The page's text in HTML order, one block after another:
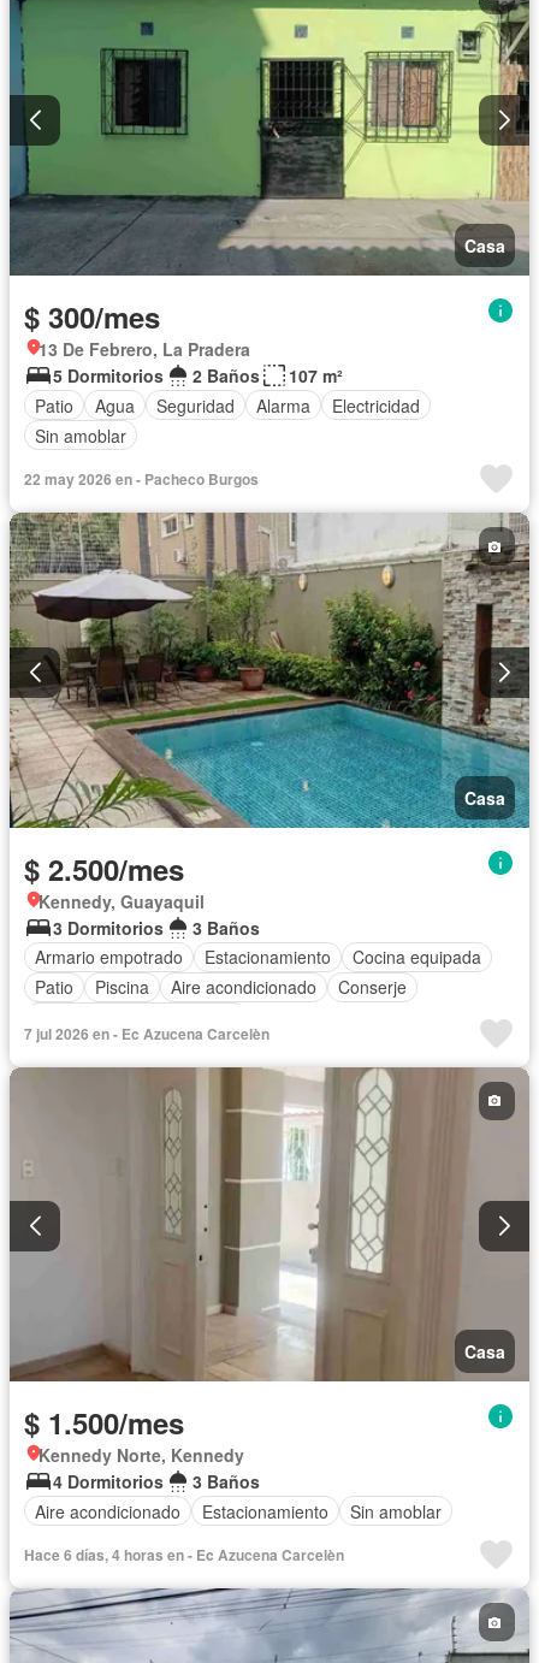
Casa
$ 300/mes
13 De Febrero, La Pradera
5 Dormitorios
2 Baños
107 m²
Patio
Agua Seguridad Alarma
Electricidad
Sin amoblar
22 may 2026 en - Pacheco Burgos
Casa
$ 2.500/mes
Kennedy, Guayaquil
3 Dormitorios
3 Baños
Armario empotrado
Estacionamiento
Cocina equipada
Patio
Piscina Aire acondicionado
Conserje
7 jul 2026 en - Ec Azucena Carcelèn
Casa
$ 1.500/mes
Kennedy Norte, Kennedy
4 Dormitorios
3 Baños
Aire acondicionado
Estacionamiento Sin amoblar
Hace 6 días, 4 horas en - Ec Azucena Carcelèn